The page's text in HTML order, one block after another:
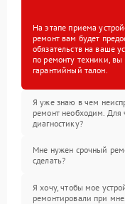
На этапе приема
ремонт вам будет
обязательств на ваше
по ремонту техники,
гарантийный талон.
Я уже знаю в чем
ремонт необходим. Для
диагностику?
Мне нужен срочный
сделать?
Я хочу, чтобы мое
ремонтировали при мне.